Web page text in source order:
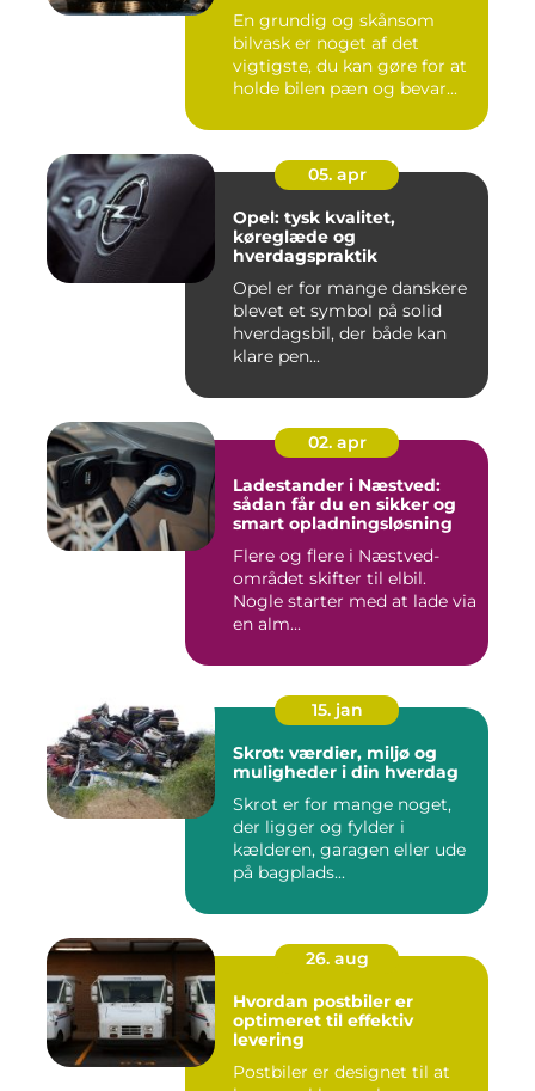
En grundig og skånsom
bilvask er noget af det
vigtigste, du kan gøre for at
holde bilen pæn og bevar...
05. apr
Opel: tysk kvalitet,
køreglæde og
hverdagspraktik
Opel er for mange danskere
blevet et symbol på solid
hverdagsbil, der både kan
klare pen...
02. apr
Ladestander i Næstved:
sådan får du en sikker og
smart opladningsløsning
Flere og flere i Næstved-
området skifter til elbil.
Nogle starter med at lade via
en alm...
15. jan
Skrot: værdier, miljø og
muligheder i din hverdag
Skrot er for mange noget,
der ligger og fylder i
kælderen, garagen eller ude
på bagplads...
26. aug
Hvordan postbiler er
optimeret til effektiv
levering
Postbiler er designet til at